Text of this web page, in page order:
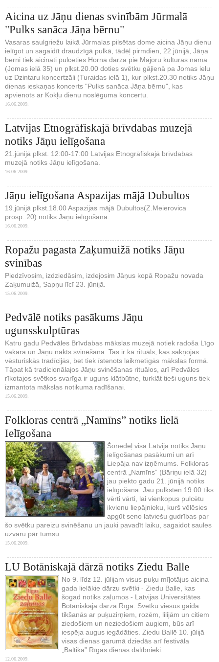
Aicina uz Jāņu dienas svinībām Jūrmalā
"Pulks sanāca Jāņa bērnu"
Vasaras saulgriežu laikā Jūrmalas pilsētas dome aicina Jāņu dienu
ielīgot un sagaidīt draudzīgā pulkā, tādēļ pirmdien, 22.jūnijā, Jāņa
bērni tiek aicināti pulcēties Horna dārzā pie Majoru kultūras nama
(Jomas ielā 35) un plkst.20.00 doties svētku gājienā pa Jomas ielu
uz Dzintaru koncertzāli (Turaidas ielā 1), kur plkst.20.30 notiks Jāņu
dienas ieskaņas koncerts "Pulks sanāca Jāņa bērnu", kas
apvienots ar Kokļu dienu noslēguma koncertu.
16.06.2009.
Latvijas Etnogrāfiskajā brīvdabas muzejā
notiks Jāņu ielīgošana
21.jūnijā plkst. 12:00-17:00 Latvijas Etnogrāfiskajā brīvdabas
muzejā notiks Jāņu ielīgošana.
16.06.2009.
Jāņu ielīgošana Aspazijas mājā Dubultos
19.jūnijā plkst.18.00 Aspazijas mājā Dubultos(Z.Meierovica
prosp..20) notiks Jāņu ielīgošana.
16.06.2009.
Ropažu pagasta Zaķumuižā notiks Jāņu
svinības
Piedzīvosim, izdziedāsim, izdejosim Jāņus kopā Ropažu novada
Zaķumuižā, Sapņu līcī 23. jūnijā.
15.06.2009.
Pedvālē notiks pasākums Jāņu
ugunsskulptūras
Katru gadu Pedvāles Brīvdabas mākslas muzejā notiek radoša Līgo
vakara un Jāņu nakts svinēšana. Tas ir kā rituāls, kas sakņojas
vēsturiskās tradīcijās, bet tiek īstenots laikmetīgās mākslas formā.
Tāpat kā tradicionālajos Jāņu svinēšanas rituālos, arī Pedvāles
rīkotajos svētkos svarīga ir uguns klātbūtne, turklāt tieši uguns tiek
izmantota mākslas notikuma radīšanai.
15.06.2009.
Folkloras centrā „Namīns” notiks lielā
Ielīgošana
Šonedēļ visā Latvijā notiks Jāņu
ielīgošanas pasākumi un arī
Liepāja nav izņēmums. Folkloras
centrā „Namīns” (Bāriņu ielā 32)
jau piekto gadu 21. jūnijā notiks
ielīgošana. Jau pulksten 19:00 tiks
vērti vārti, lai vienkopus pulcētu
ikvienu liepājnieku, kurš vēlēsies
apgūt seno latviešu gudrības par
šo svētku pareizu svinēšanu un jauki pavadīt laiku, sagaidot saules
uzvaru pār tumsu.
15.06.2009.
LU Botāniskajā dārzā notiks Ziedu Balle
No 9. līdz 12. jūlijam visus puķu mīļotājus aicina
gada lielākie dārzu svētki - Ziedu Balle, kas
šogad notiks zaļumos - Latvijas Universitātes
Botāniskajā dārzā Rīgā. Svētku viesus gaida
tikšanās ar puķuzirņiem, rozēm, lilijām un citiem
ziedošiem un neziedošiem augiem, būs arī
iespēja augus iegādāties. Ziedu Ballē 10. jūlijā
visas dienas garumā dziedās arī festivāla
„Baltika” Rīgas dienas dalībnieki.
12.06.2009.